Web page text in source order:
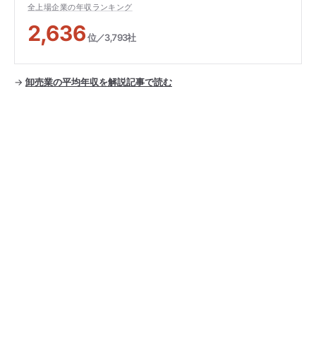
全上場企業の年収ランキング
2,636位／3,793社
→ 卸売業の平均年収を解説記事で読む